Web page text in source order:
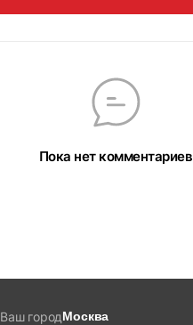
Пока нет комментариев
Ваш городМосква